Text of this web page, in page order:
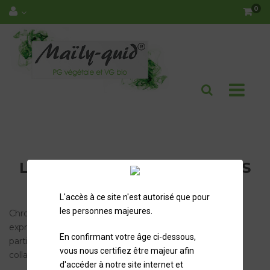
0
L'accès à ce site n'est autorisé que pour
les personnes majeures.
En confirmant votre âge ci-dessous,
vous nous certifiez être majeur afin
d'accéder à notre site internet et
Système de payement opérationnel ! Merci de votre
LIVRAISON DE VOS PRODUITS
Chronopost est le premier acteur national de la livraison
express de colis jusqu’à 30 kg aux entreprises et aux
particuliers, il s’appuie sur une équipe de 3 500
collaborateurs.